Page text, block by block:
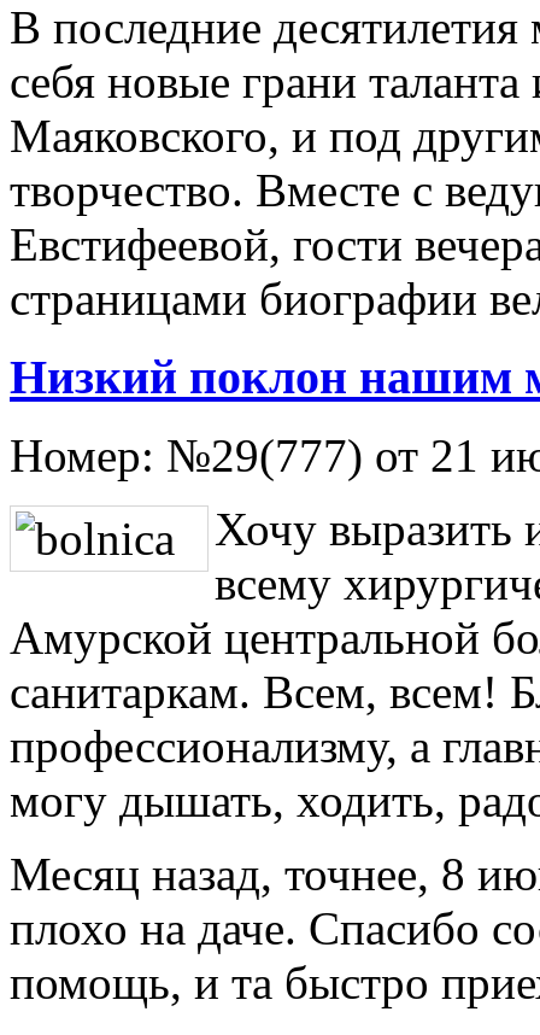
В последние
себя новые грани
Маяковского, и под
творчество. Вместе с
Евстифеевой, гости
страницами биографии
Низкий поклон нашим
Номер: №29(777) от 21
Хочу выразить
всему
Амурской центральной
санитаркам. Всем, всем!
профессионализму, а
могу дышать, ходить,
Месяц назад, точнее, 8
плохо на даче. Спасибо
помощь, и та быстро